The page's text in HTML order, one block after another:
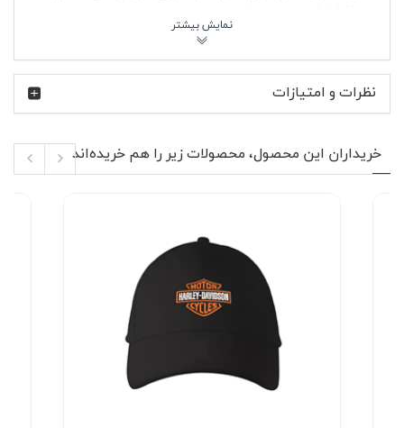
تبدیل شد. طرفداران این برند فقط یک موتور نمی‌خرند؛ آن‌ها به
یک سبک زندگی وفادارند. کیف کراس بادی مشکی هارلی
ویژگی‌های محصول 🎯
طراحی کراس بادی با بند قابل تنظیم برای قرارگیری راحت
وزن سبک و فرم جمع‌وجور مناسب حمل روزانه
مناسب استفاده مشترک برای خانم‌ها و آقایان
دوخت منظم و تقویت‌شده در نقاط اتصال بند
پارچه استفاده‌شده در کیف کراس بادی مشکی هارلی
دیویدسون از نوع مقاوم و مناسب استفاده شهری است که در
نظرات و امتیازات
خریداران این محصول، محصولات زیر را هم خریده‌اند